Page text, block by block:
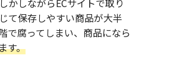
て保存しやすい商品が大半
で腐ってしまい、商品になら
す。